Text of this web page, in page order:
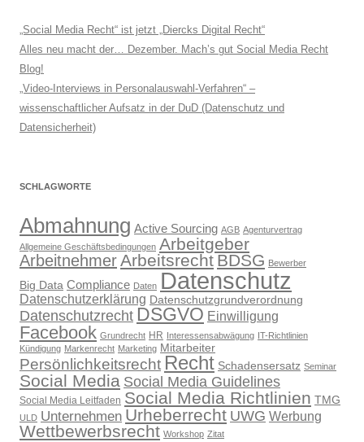
„Social Media Recht“ ist jetzt „Diercks Digital Recht“
Alles neu macht der… Dezember. Mach’s gut Social Media Recht
Blog!
„Video-Interviews in Personalauswahl-Verfahren“ –
wissenschaftlicher Aufsatz in der DuD (Datenschutz und
Datensicherheit)
SCHLAGWORTE
Abmahnung Active Sourcing AGB Agenturvertrag
Allgemeine Geschäftsbedingungen Arbeitgeber
ArbeitnehmerArbeitsrecht BDSG Bewerber
Big Data Compliance Daten Datenschutz
Datenschutzerklärung Datenschutzgrundverordnung
Datenschutzrecht DSGVO Einwilligung
Facebook Grundrecht HR Interessensabwägung IT-Richtlinien
Kündigung Markenrecht Marketing Mitarbeiter
Persönlichkeitsrecht Recht Schadensersatz Seminar
Social Media Social Media Guidelines
Social Media Leitfaden Social Media Richtlinien TMG
ULD Unternehmen Urheberrecht UWG Werbung
Wettbewerbsrecht Workshop Zitat